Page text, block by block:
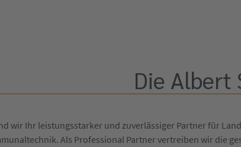
Die Albert
wir Ihr leistungsstarker und zuverlässiger Partner für
Als Professional Partner vertreiben wir die